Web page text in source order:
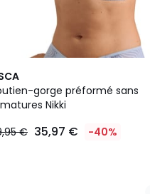
gorge préformé sans
Nikki
€ 35,97 € -40%